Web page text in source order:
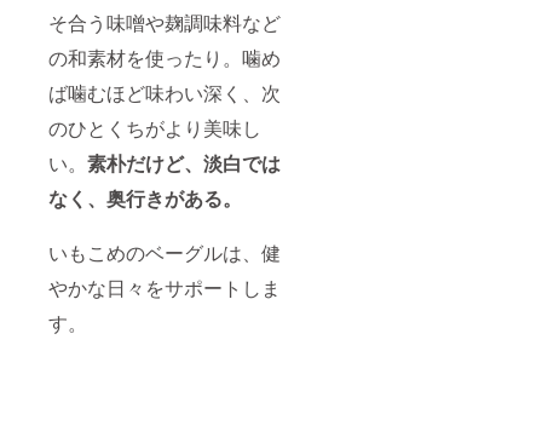
そ合う味噌や麹調味料など
の和素材を使ったり。噛め
ば噛むほど味わい深く、次
のひとくちがより美味し
い。 素朴だけど、淡白では
なく、奥行きがある。
いもこめのベーグルは、健
やかな日々をサポートしま
す。